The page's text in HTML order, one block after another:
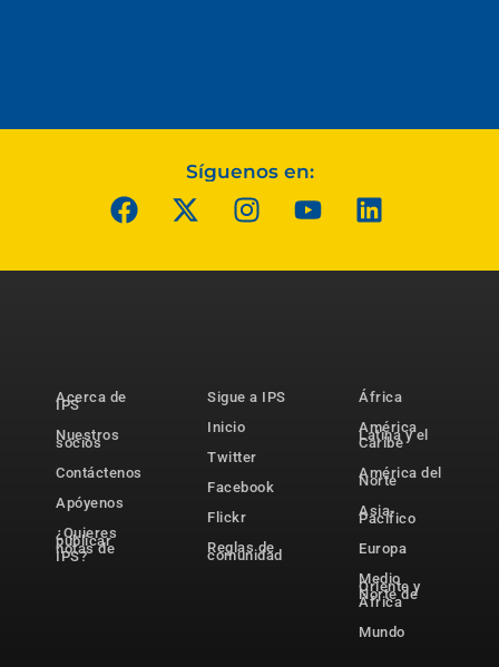
Síguenos en:
Acerca de
IPS
Nuestros
socios
Contáctenos
Apóyenos
¿Quieres
publicar
notas de
IPS?
Sigue a IPS
Inicio
Twitter
Facebook
Flickr
Reglas de
comunidad
África
América
Latina y el
Caribe
América del
Norte
Asia-
Pacífico
Europa
Medio
Oriente y
Norte de
África
Mundo